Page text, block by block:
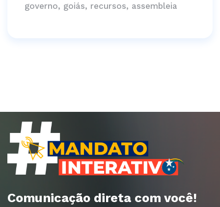
governo, goiás, recursos, assembleia
Comunicação direta com você!